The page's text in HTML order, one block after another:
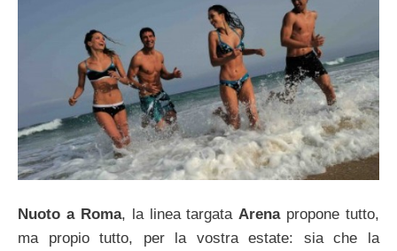
Nuoto a Roma, la linea targataArenapropone tutto,
ma propio tutto, per la vostra estate: sia che la